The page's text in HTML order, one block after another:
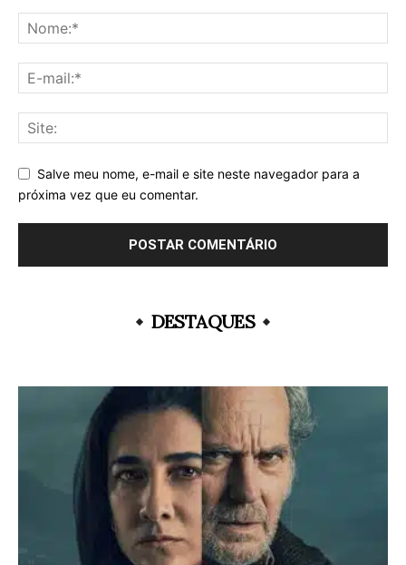
Salve meu nome, e-mail e site neste navegador para a
próxima vez que eu comentar.
DESTAQUES